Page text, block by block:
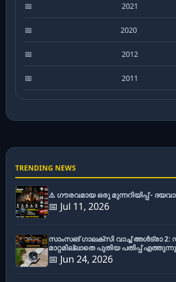
TRENDING NEWS
⚠️ ഗൗരവമായ ഒരു മുന്നറിയിപ്പ് -
📅 Jul 11, 2026
സാംസങ് ഗാലക്സി വാച്ച് അൾട്രാ
മാറ്റമില്ലാതെ പുതിയ പതിപ്പ് എത്തുന്നു
📅 Jun 24, 2026
2021
2020
2012
2011